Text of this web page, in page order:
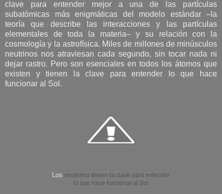
clave para entender mejor a una de las partículas
subatómicas más enigmáticas del modelo estándar –la
teoría que describe las interacciones y las partículas
elementales de toda la materia– y su relación con la
cosmología y la astrofísica. Miles de millones de minúsculos
neutrinos nos atraviesan cada segundo, sin tocar nada ni
dejar rastro. Pero son esenciales en todos los átomos que
existen y tienen la clave para entender lo que hace
funcionar al Sol.
Los neutrinos tienen la clave para entender
lo que hace funcionar al Sol.